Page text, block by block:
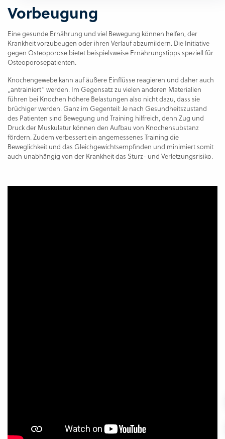
Vorbeugung
Eine gesunde Ernährung und viel Bewegung können helfen, der
Krankheit vorzubeugen oder ihren Verlauf abzumildern. Die Initiative
gegen Osteoporose bietet beispielsweise Ernährungstipps speziell für
Osteoporosepatienten.
Knochengewebe kann auf äußere Einflüsse reagieren und daher auch
„antrainiert“ werden. Im Gegensatz zu vielen anderen Materialien
führen bei Knochen höhere Belastungen also nicht dazu, dass sie
brüchiger werden. Ganz im Gegenteil: Je nach Gesundheitszustand
des Patienten sind Bewegung und Training hilfreich, denn Zug und
Druck der Muskulatur können den Aufbau von Knochensubstanz
fördern. Zudem verbessert ein angemessenes Training die
Beweglichkeit und das Gleichgewichtsempfinden und minimiert somit
auch unabhängig von der Krankheit das Sturz- und Verletzungsrisiko.